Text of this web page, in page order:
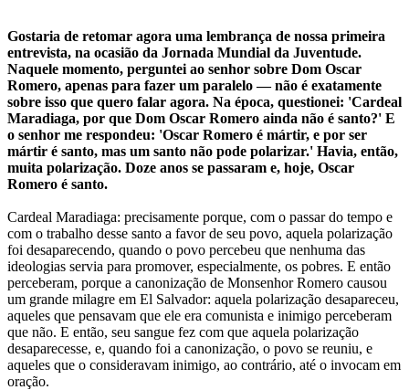
Gostaria de retomar agora uma lembrança de nossa primeira
entrevista, na ocasião da Jornada Mundial da Juventude.
Naquele momento, perguntei ao senhor sobre Dom Oscar
Romero, apenas para fazer um paralelo — não é exatamente
sobre isso que quero falar agora. Na época, questionei: 'Cardeal
Maradiaga, por que Dom Oscar Romero ainda não é santo?' E
o senhor me respondeu: 'Oscar Romero é mártir, e por ser
mártir é santo, mas um santo não pode polarizar.' Havia, então,
muita polarização. Doze anos se passaram e, hoje, Oscar
Romero é santo.
Cardeal Maradiaga: precisamente porque, com o passar do tempo e
com o trabalho desse santo a favor de seu povo, aquela polarização
foi desaparecendo, quando o povo percebeu que nenhuma das
ideologias servia para promover, especialmente, os pobres. E então
perceberam, porque a canonização de Monsenhor Romero causou
um grande milagre em El Salvador: aquela polarização desapareceu,
aqueles que pensavam que ele era comunista e inimigo perceberam
que não. E então, seu sangue fez com que aquela polarização
desaparecesse, e, quando foi a canonização, o povo se reuniu, e
aqueles que o consideravam inimigo, ao contrário, até o invocam em
oração.